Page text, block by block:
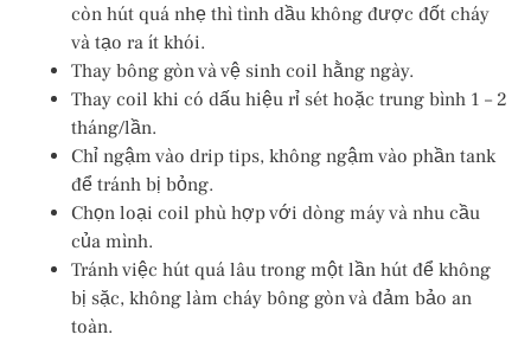
còn hút quá nhẹ thì tình dầu không được đốt cháy
và tạo ra ít khói.
Thay bông gòn và vệ sinh coil hằng ngày.
Thay coil khi có dấu hiệu rỉ sét hoặc trung bình 1 – 2
tháng/lần.
Chỉ ngậm vào drip tips, không ngậm vào phần tank
để tránh bị bỏng.
Chọn loại coil phù hợp với dòng máy và nhu cầu
của mình.
Tránh việc hút quá lâu trong một lần hút để không
bị sặc, không làm cháy bông gòn và đảm bảo an
toàn.